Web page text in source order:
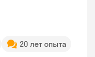
20 лет опыта